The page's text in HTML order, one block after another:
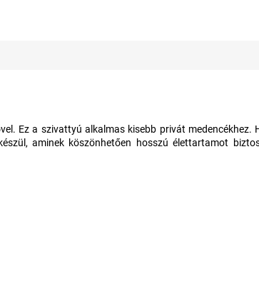
Ez a szivattyú alkalmas kisebb privát
aminek köszönhetően hosszú élettartamot